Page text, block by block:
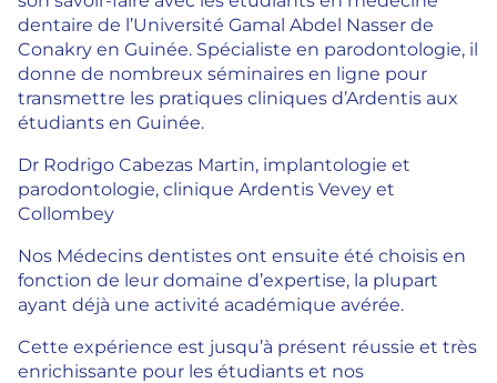
dentaire de l’Université Gamal Abdel Nasser de
Conakry en Guinée. Spécialiste en parodontologie, il
donne de nombreux séminaires en ligne pour
transmettre les pratiques cliniques d’Ardentis aux
étudiants en Guinée.
Dr Rodrigo Cabezas Martin, implantologie et
parodontologie, clinique Ardentis Vevey et
Collombey
Nos Médecins dentistes ont ensuite été choisis en
fonction de leur domaine d’expertise, la plupart
ayant déjà une activité académique avérée.
Cette expérience est jusqu’à présent réussie et très
enrichissante pour les étudiants et nos